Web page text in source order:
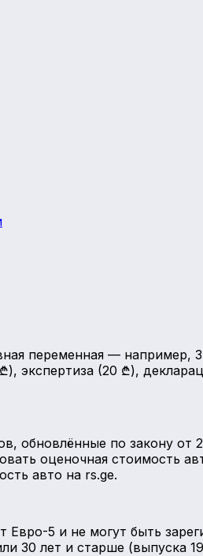
переменная —
экспертиза (20 ₾),
обновлённые по закону от
оценочная стоимость
авто на rs.ge.
Евро-5 и не могут быть
30 лет и старше (выпуска